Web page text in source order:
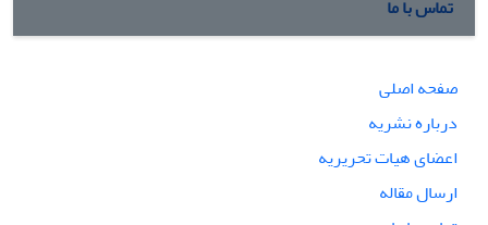
تماس با ما
صفحه اصلی
درباره نشریه
اعضای هیات تحریریه
ارسال مقاله